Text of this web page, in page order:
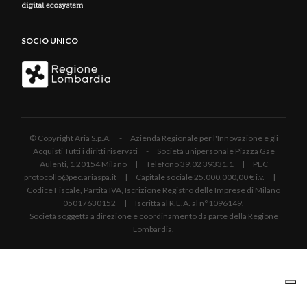
SOCIO UNICO
© Copyright Aria S.p.A. - Azienda Regionale per l'Innovazione e gli
Acquisti Tutti i diritti riservati - Società unipersonale Piazza Gae
Aulenti, 1 20154 Milano | Telefono 39.02 39331.1 | PEC
protocollo@pec.ariaspa.it | Capitale sociale 25.000.000,00 € i.v. |
Codice Fiscale, Partita IVA, Iscrizione Registro delle Imprese di Milano
05017630152 | Iscritta al R.E.A. al n°1096149.
Società soggetta a direzione e coordinamento da parte della Regione
Lombardia.